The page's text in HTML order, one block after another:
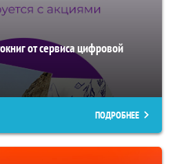
от сервиса цифровой
ПОДРОБНЕЕ